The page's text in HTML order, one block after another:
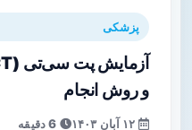
پزشکی
و روش انجام